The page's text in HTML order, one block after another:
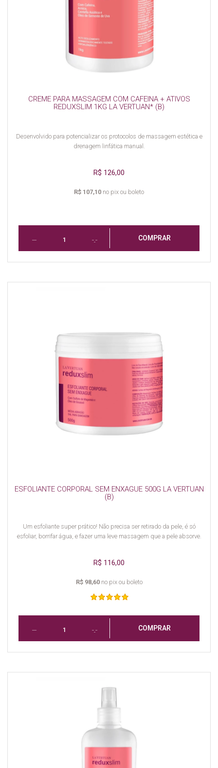
CREME PARA MASSAGEM COM CAFEINA + ATIVOS
REDUXSLIM 1KG LA VERTUAN* (B)
Desenvolvido para potencializar os protocolos de massagem estética e
drenagem linfática manual.
R$ 126,00
R$ 107,10 no pix ou boleto
COMPRAR
ESFOLIANTE CORPORAL SEM ENXAGUE 500G LA VERTUAN
(B)
Um esfoliante super prático! Não precisa ser retirado da pele, é só
esfoliar, borrifar água, e fazer uma leve massagem que a pele absorve.
R$ 116,00
R$ 98,60no pix ou boleto
COMPRAR